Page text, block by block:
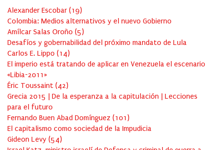
Alexander Escobar (19)
Colombia: Medios alternativos y el nuevo Gobierno
Amílcar Salas Oroño (5)
Desafíos y gobernabilidad del próximo mandato de Lula
Carlos E. Lippo (14)
El imperio está tratando de aplicar en Venezuela el escenario
«Libia-2011»
Éric Toussaint (42)
Grecia 2015 | De la esperanza a la capitulación | Lecciones
para el futuro
Fernando Buen Abad Domínguez (101 )
El capitalismo como sociedad de la Impudicia
Gideon Levy (54)